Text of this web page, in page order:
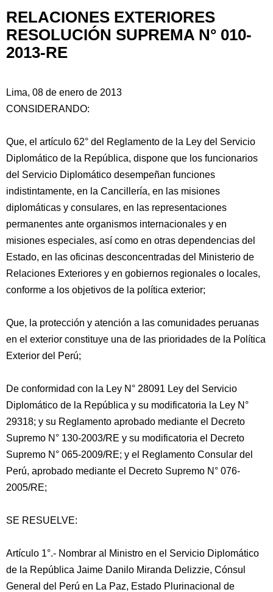
RELACIONES EXTERIORES
RESOLUCIÓN SUPREMA N° 010-
2013-RE
Lima, 08 de enero de 2013
CONSIDERANDO:
Que, el artículo 62° del Reglamento de la Ley del Servicio
Diplomático de la República, dispone que los funcionarios
del Servicio Diplomático desempeñan funciones
indistintamente, en la Cancillería, en las misiones
diplomáticas y consulares, en las representaciones
permanentes ante organismos internacionales y en
misiones especiales, así como en otras dependencias del
Estado, en las oficinas desconcentradas del Ministerio de
Relaciones Exteriores y en gobiernos regionales o locales,
conforme a los objetivos de la política exterior;
Que, la protección y atención a las comunidades peruanas
en el exterior constituye una de las prioridades de la Política
Exterior del Perú;
De conformidad con la Ley N° 28091 Ley del Servicio
Diplomático de la República y su modificatoria la Ley N°
29318; y su Reglamento aprobado mediante el Decreto
Supremo N° 130-2003/RE y su modificatoria el Decreto
Supremo N° 065-2009/RE; y el Reglamento Consular del
Perú, aprobado mediante el Decreto Supremo N° 076-
2005/RE;
SE RESUELVE:
Artículo 1°.- Nombrar al Ministro en el Servicio Diplomático
de la República Jaime Danilo Miranda Delizzie, Cónsul
General del Perú en La Paz, Estado Plurinacional de